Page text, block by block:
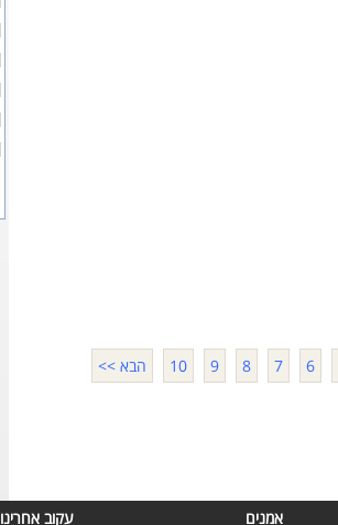
6
7
8
9
10 הבא >>
אמנים עקוב אחרינו